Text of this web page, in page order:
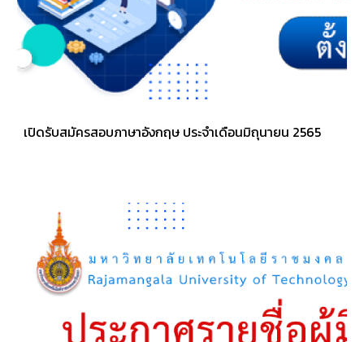
เปิดรับสมัครสอบภาษาอังกฤษ ประจำเดือนมิถุนายน 2565